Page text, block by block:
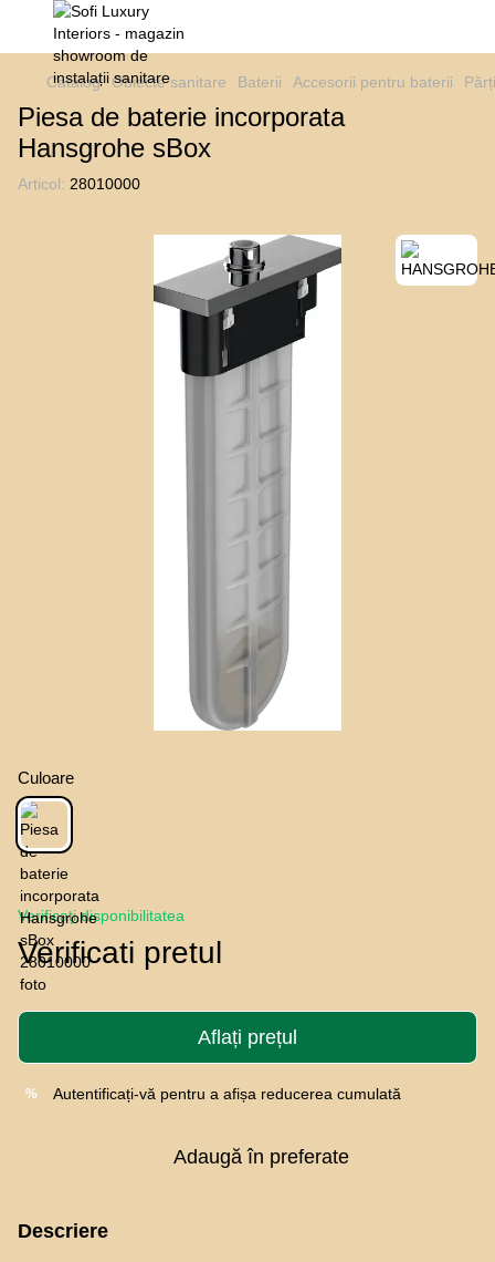
Catalog Obiecte sanitare Baterii Accesorii pentru baterii
Piesa de baterie incorporata
Hansgrohe sBox
Articol: 28010000
Culoare
Verificați disponibilitatea
Verificati pretul
Aflați prețul
% Autentificați-vă pentru a afișa reducerea cumulată
Adaugă în preferate
Descriere